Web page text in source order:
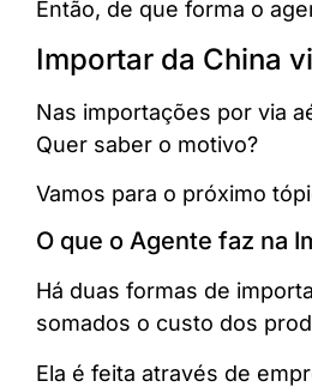
Então, de que forma o
Importar da China
Nas importações por via
Quer saber o motivo?
Vamos para o próximo
O que o Agente faz na
Há duas formas de
somados o custo dos
Ela é feita através de